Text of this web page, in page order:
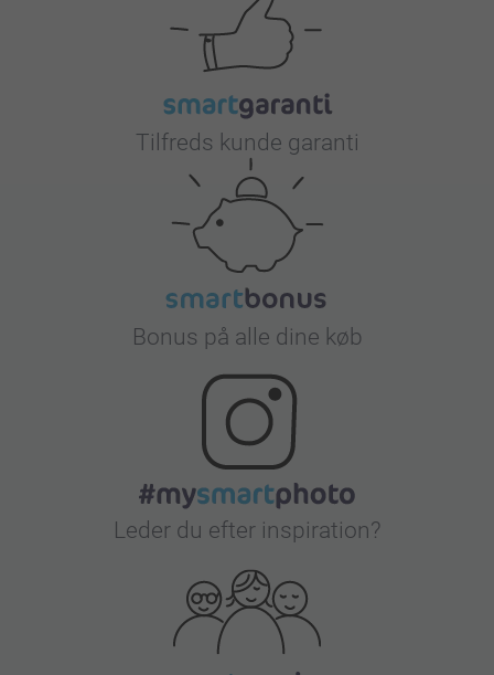
Tilfreds kunde garanti
Bonus på alle dine køb
Leder du efter inspiration?